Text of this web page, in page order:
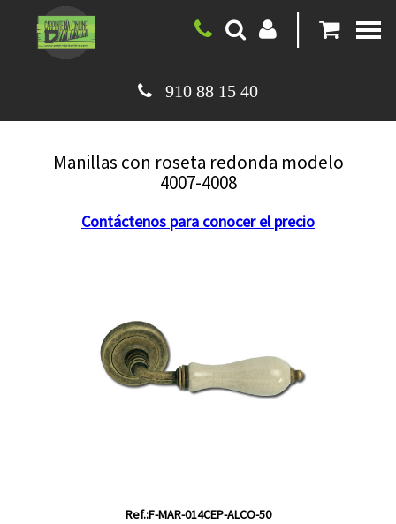
|
910 88 15 40
Manillas con roseta redonda modelo
4007-4008
Contáctenos para conocer el precio
Ref.:F-MAR-014CEP-ALCO-50